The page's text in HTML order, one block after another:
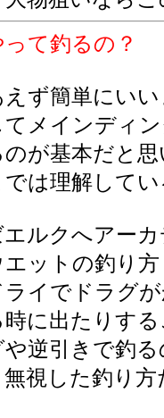
て釣るの？
えず簡単にい
てメインディ
のが基本だと
では理解して
ルクへアー
ットの釣り
ライでドラグ
時に出たりす
や逆引きで釣
無視した釣り